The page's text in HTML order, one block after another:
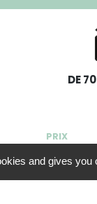
DE
PRIX
À PARTIR
and gives